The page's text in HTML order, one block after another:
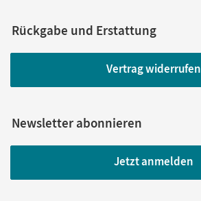
Rückgabe und Erstattung
Vertrag widerrufen
Newsletter abonnieren
Jetzt anmelden